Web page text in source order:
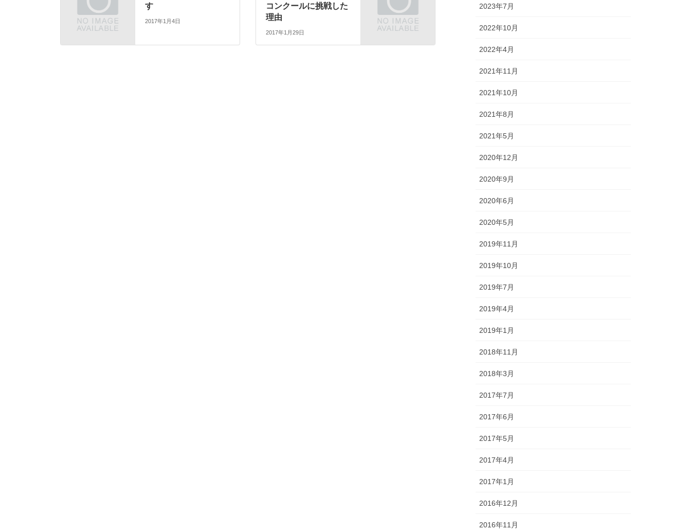
す
2017年1月4日
コンクールに挑戦した
理由
2017年1月29日
2023年7月
2022年10月
2022年4月
2021年11月
2021年10月
2021年8月
2021年5月
2020年12月
2020年9月
2020年6月
2020年5月
2019年11月
2019年10月
2019年7月
2019年4月
2019年1月
2018年11月
2018年3月
2017年7月
2017年6月
2017年5月
2017年4月
2017年1月
2016年12月
2016年11月